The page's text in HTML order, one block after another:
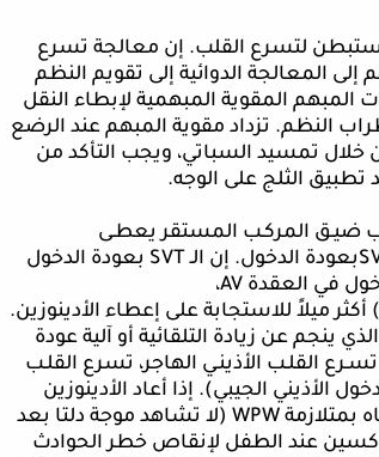
لتسرع القلب. إن معالجة تسرع
المعالجة الدوائية إلى تقويم النظم
المبهم المقوية المبهمية لإبطاء النقل
النظم. تزداد مقوية المبهم عند الرضع
خلال تمسيد السباتي، ويجب التأكد من
تطبيق الثلج على الوجه.
ضيـق المركـب المستقر يعطـى
بعودة الدخول. إن الـ SVT بعودة الدخول
في العقدة AV،
ميلاً للاستجابة على إعطاء الأدينوزين.
ينجم عن زيادة التلقائية أو آلية عودة
القلـب الأذينـي الهاجر، تسرع القلـب
الأذيني الجيبي). إذا أعاد الأدينوزين
بمتلازمة WPW (لا تشاهد موجة دلتا بعد
عند الطفل لإنقاص خطر الحوادث